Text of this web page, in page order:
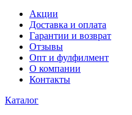
Акции
Доставка и оплата
Гарантии и возврат
Отзывы
Опт и фулфилмент
О компании
Контакты
Каталог